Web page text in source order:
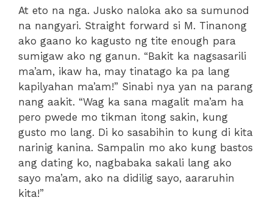
At eto na nga. Jusko naloka ako sa sumunod
na nangyari. Straight forward si M. Tinanong
ako gaano ko kagusto ng tite enough para
sumigaw ako ng ganun. “Bakit ka nagsasarili
ma’am, ikaw ha, may tinatago ka pa lang
kapilyahan ma’am!” Sinabi nya yan na parang
nang aakit. “Wag ka sana magalit ma’am ha
pero pwede mo tikman itong sakin, kung
gusto mo lang. Di ko sasabihin to kung di kita
narinig kanina. Sampalin mo ako kung bastos
ang dating ko, nagbabaka sakali lang ako
sayo ma’am, ako na didilig sayo, aararuhin
kita!”